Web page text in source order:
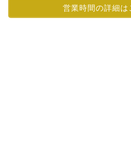
営業時間の詳細は